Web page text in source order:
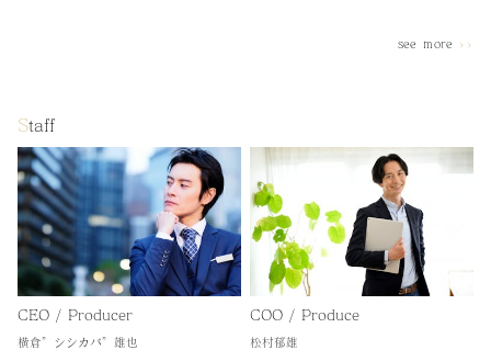
see ｍore >>
Staff
CEO / Producer
横倉”シシカバ”雄也
COO / Produce
松村郁雄